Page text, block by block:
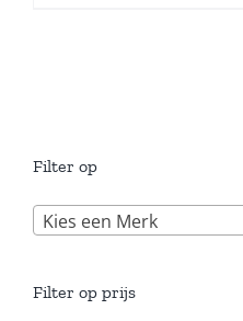
Filter op
Kies een Merk
Filter op prijs